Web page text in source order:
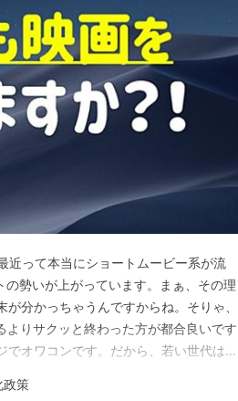
近って本当にショートムービー系が流
勢いが上がっています。まぁ、その理
分かっちゃうんですからね。そりゃ、
りサクッと終わった方が都合良いです
オワコンです。だから、若い世代は見
速視聴出来ない。 ②鑑賞中、動けな
政策